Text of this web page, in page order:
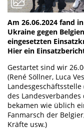
Am 26.06.2024 fand
Ukraine gegen
eingesetzten
Hier ein
Gestartet sind wir
(René Söllner, Luca
Landesgeschäftsstelle
des
bekamen wie üblich
Fanmarsch der
Kräfte usw.)